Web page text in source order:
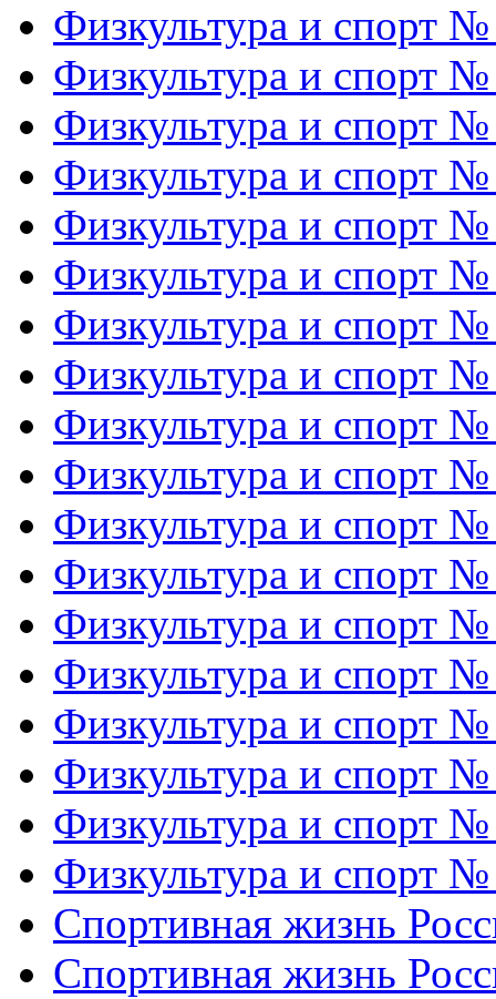
Физкультура и спорт
Физкультура и спорт
Физкультура и спорт
Физкультура и спорт
Физкультура и спорт
Физкультура и спорт
Физкультура и спорт
Физкультура и спорт
Физкультура и спорт
Физкультура и спорт
Физкультура и спорт
Физкультура и спорт
Физкультура и спорт
Физкультура и спорт
Физкультура и спорт
Физкультура и спорт
Физкультура и спорт
Физкультура и спорт
Спортивная жизнь
Спортивная жизнь